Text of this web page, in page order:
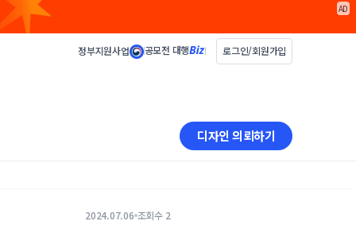
AD
정부지원사업 공모전 대행 로그인/회원가입
디자인 의뢰하기
2024.07.06 조회수 2